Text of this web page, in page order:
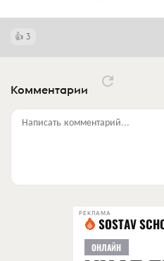
3
Комментарии
Написать комментарий...
РЕКЛАМА